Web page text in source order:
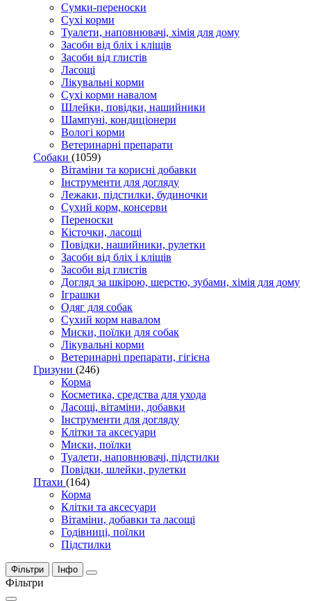
Сумки-переноски
Сухі корми
Туалети, наповнювачі, хімія для дому
Засоби від бліх і кліщів
Засоби від глистів
Ласощі
Лікувальні корми
Сухі корми навалом
Шлейки, повідки, нашийники
Шампуні, кондиціонери
Вологі корми
Ветеринарні препарати
Собаки (1059)
Вітаміни та корисні добавки
Інструменти для догляду
Лежаки, підстилки, будиночки
Сухий корм, консерви
Переноски
Кісточки, ласощі
Повідки, нашийники, рулетки
Засоби від бліх і кліщів
Засоби від глистів
Догляд за шкірою, шерстю, зубами, хімія для дому
Іграшки
Одяг для собак
Сухий корм навалом
Миски, поїлки для собак
Лікувальні корми
Ветеринарні препарати, гігієна
Гризуни (246)
Корма
Косметика, средства для ухода
Ласощі, вітаміни, добавки
Інструменти для догляду
Клітки та аксесуари
Миски, поїлки
Туалети, наповнювачі, підстилки
Повідки, шлейки, рулетки
Птахи (164)
Корма
Клітки та аксесуари
Вітаміни, добавки та ласощі
Годівниці, поїлки
Підстилки
Фільтри Інфо
Фільтри